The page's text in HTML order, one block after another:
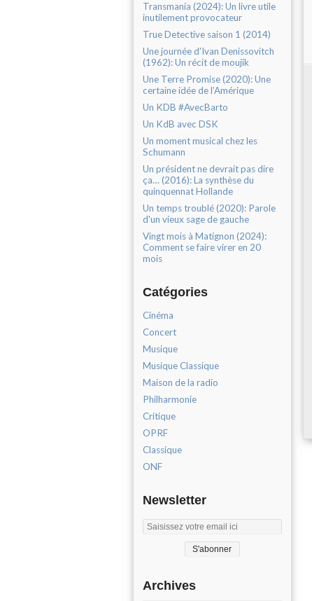
Transmania (2024): Un livre utile
inutilement provocateur
True Detective saison 1 (2014)
Une journée d'Ivan Denissovitch
(1962): Un récit de moujik
Une Terre Promise (2020): Une
certaine idée de l’Amérique
Un KDB #AvecBarto
Un KdB avec DSK
Un moment musical chez les
Schumann
Un président ne devrait pas dire
ça… (2016): La synthèse du
quinquennat Hollande
Un temps troublé (2020): Parole
d'un vieux sage de gauche
Vingt mois à Matignon (2024):
Comment se faire virer en 20
mois
Catégories
Cinéma
Concert
Musique
Musique Classique
Maison de la radio
Philharmonie
Critique
OPRF
Classique
ONF
Newsletter
Archives